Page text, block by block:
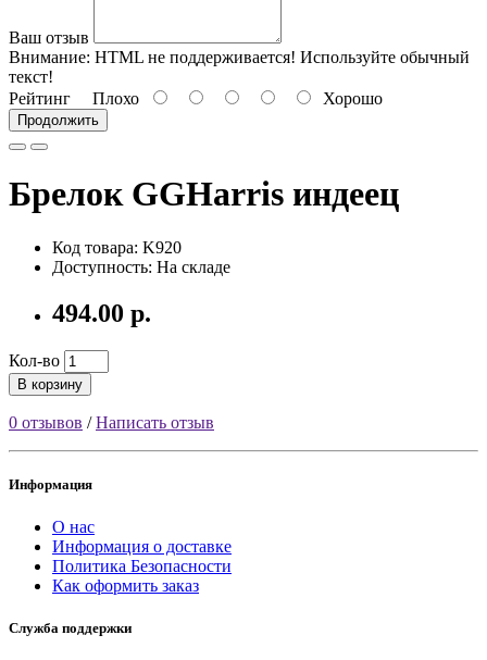
Ваш отзыв
Внимание: HTML не поддерживается! Используйте обычный
текст!
Рейтинг Плохо Хорошо
Продолжить
Брелок GGHarris индеец
Код товара: K920
Доступность: На складе
494.00 р.
Кол-во
В корзину
0 отзывов /Написать отзыв
Информация
О нас
Информация о доставке
Политика Безопасности
Как оформить заказ
Служба поддержки